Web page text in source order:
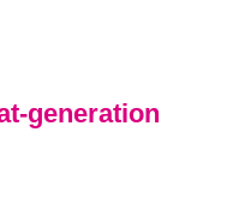
generation